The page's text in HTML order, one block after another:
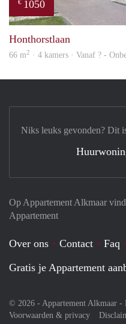
€ 1050
Honthorstlaan
66 m2 · 4 kamers · Vanaf ? -
Op Appartement Alkmaar
Appartement
Over ons Contact Faq
Gratis je Appartement
© 2026 - Appartement Alkmaar -
Voorwaarden & privacy
Niks leuks gevonden? Dit